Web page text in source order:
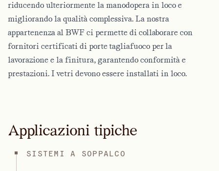
riducendo ulteriormente la manodopera in loco e
migliorando la qualità complessiva. La nostra
appartenenza al BWF ci permette di collaborare con
fornitori certificati di porte tagliafuoco per la
lavorazione e la finitura, garantendo conformità e
prestazioni. I vetri devono essere installati in loco.
Applicazioni tipiche
SISTEMI A SOPPALCO